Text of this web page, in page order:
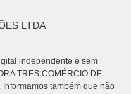
LTDA
independente e sem
TRES COMÉRCIO DE
também que não